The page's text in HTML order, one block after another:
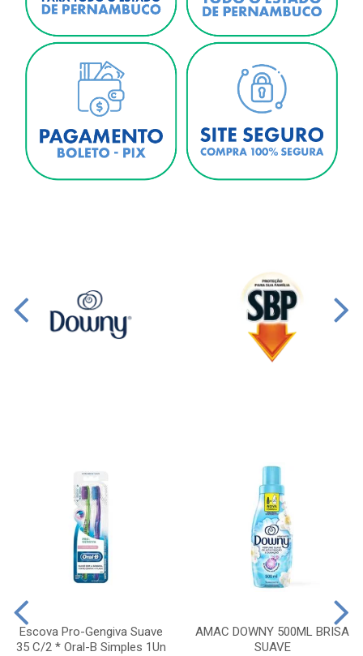
Escova Pro-Gengiva Suave
35 C/2 * Oral-B Simples 1Un
AMAC DOWNY 500ML BRISA
SUAVE